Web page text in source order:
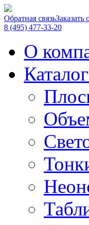
Обратная связьЗаказать
8 (495) 477-33-20
О